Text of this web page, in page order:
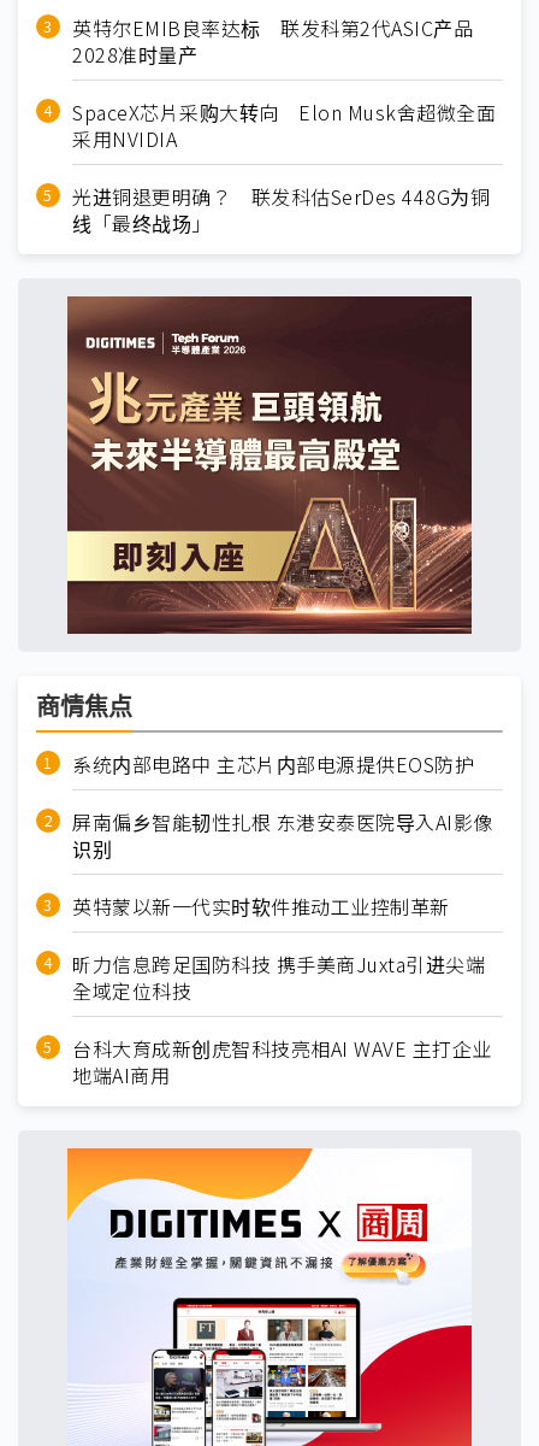
英特尔EMIB良率达标 联发科第2代ASIC产品
2028准时量产
SpaceX芯片采购大转向 Elon Musk舍超微全面
采用NVIDIA
光进铜退更明确？ 联发科估SerDes 448G为铜
线「最终战场」
商情焦点
系统内部电路中 主芯片内部电源提供EOS防护
屏南偏乡智能韧性扎根 东港安泰医院导入AI影像
识别
英特蒙以新一代实时软件推动工业控制革新
昕力信息跨足国防科技 携手美商Juxta引进尖端
全域定位科技
台科大育成新创虎智科技亮相AI WAVE 主打企业
地端AI商用